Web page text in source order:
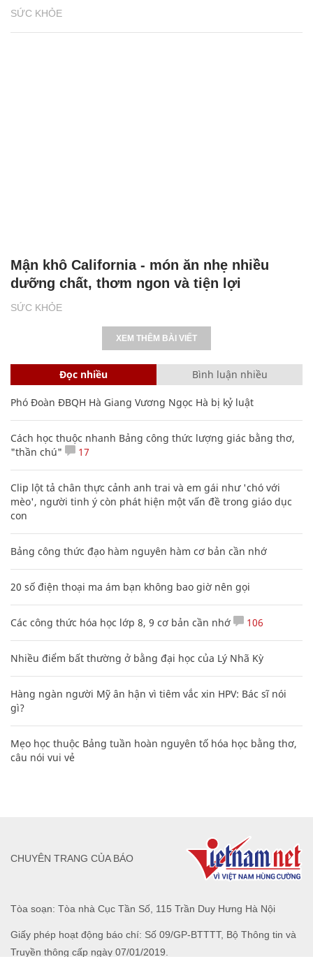
SỨC KHỎE
SỨC KHỎE
Mận khô California - món ăn nhẹ nhiều
dưỡng chất, thơm ngon và tiện lợi
XEM THÊM BÀI VIẾT
Đọc nhiều Bình luận nhiều
Phó Đoàn ĐBQH Hà Giang Vương Ngọc Hà bị kỷ luật
Cách học thuộc nhanh Bảng công thức lượng giác bằng thơ,
"thần chú"
17
Clip lột tả chân thực cảnh anh trai và em gái như 'chó với
mèo', người tinh ý còn phát hiện một vấn đề trong giáo dục
con
Bảng công thức đạo hàm nguyên hàm cơ bản cần nhớ
20 số điện thoại ma ám bạn không bao giờ nên gọi
Các công thức hóa học lớp 8, 9 cơ bản cần nhớ 106
Nhiều điểm bất thường ở bằng đại học của Lý Nhã Kỳ
Hàng ngàn người Mỹ ân hận vì tiêm vắc xin HPV: Bác sĩ nói
gì?
Mẹo học thuộc Bảng tuần hoàn nguyên tố hóa học bằng thơ,
câu nói vui vẻ
Tòa soạn: Tòa nhà Cục Tần Số, 115 Trần Duy Hưng Hà Nội
Giấy phép hoạt động báo chí: Số 09/GP-BTTTT, Bộ Thông tin và
Truyền thông cấp ngày 07/01/2019.
CHUYÊN TRANG CỦA BÁO